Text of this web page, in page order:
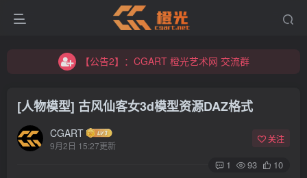
【公告2】：CGART 橙光艺术网 交流群
【公告2】：CGART 橙光艺术网 交流群
[人物模型] 古风仙客女3d模型资源DAZ格式
CGART
9月2日 15:27更新
关注
1 93 10